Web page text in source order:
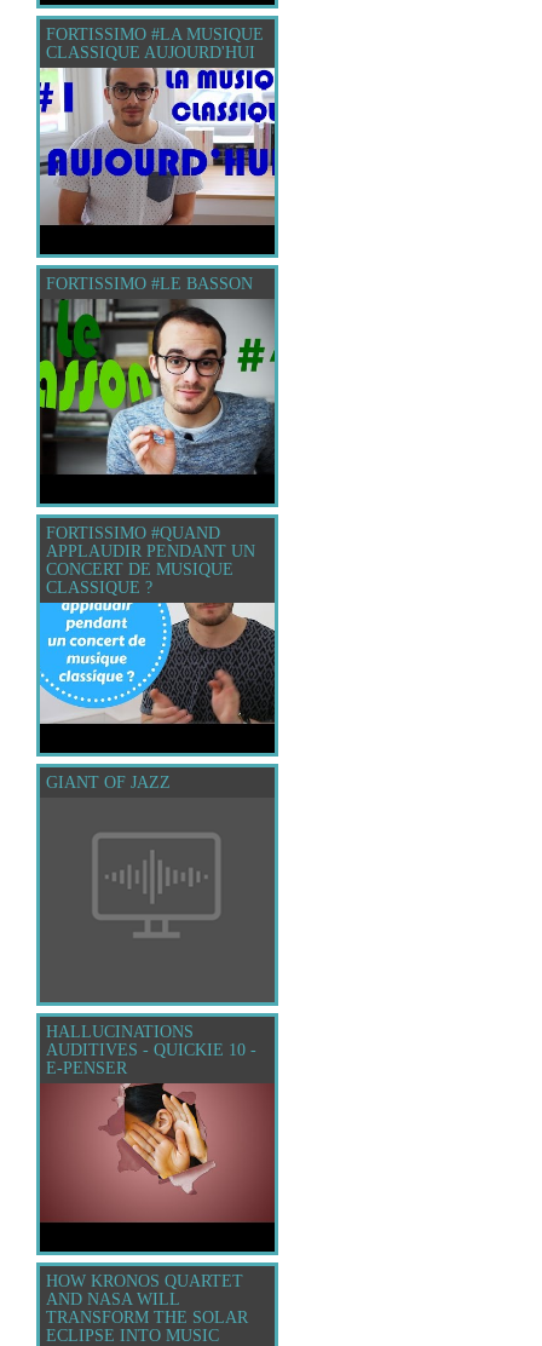
FORTISSIMO #LA MUSIQUE
CLASSIQUE AUJOURD'HUI
FORTISSIMO #LE BASSON
FORTISSIMO #QUAND
APPLAUDIR PENDANT UN
CONCERT DE MUSIQUE
CLASSIQUE ?
GIANT OF JAZZ
HALLUCINATIONS
AUDITIVES - QUICKIE 10 -
E-PENSER
HOW KRONOS QUARTET
AND NASA WILL
TRANSFORM THE SOLAR
ECLIPSE INTO MUSIC